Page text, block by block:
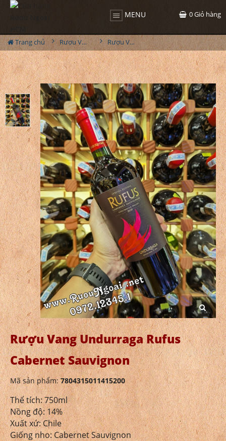
MENU 0Giỏ hàng
Trang chủ Rượu Vang Rượu Vang Undurraga Rufus Cabernet Sauvignon
Rượu Vang Undurraga Rufus
Cabernet Sauvignon
Mã sản phẩm:7804315011415200
Thể tích: 750ml
Nồng độ: 14%
Xuất xứ: Chile
Giống nho: Cabernet Sauvignon